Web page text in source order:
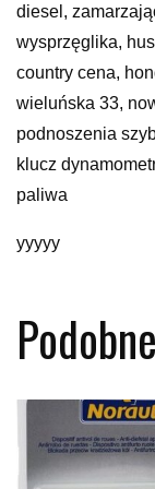
diesel,
wysprzęglika,
country cena,
wieluńska 33,
podnoszenia
klucz
paliwa
yyyyy